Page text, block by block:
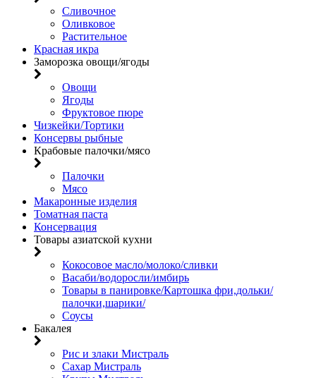
Сливочное
Оливковое
Растительное
Красная икра
Заморозка овощи/ягоды
Овощи
Ягоды
Фруктовое пюре
Чизкейки/Тортики
Консервы рыбные
Крабовые палочки/мясо
Палочки
Мясо
Макаронные изделия
Томатная паста
Консервация
Товары азиатской кухни
Кокосовое масло/молоко/сливки
Васаби/водоросли/имбирь
Товары в панировке/Картошка фри,дольки/
палочки,шарики/
Соусы
Бакалея
Рис и злаки Мистраль
Сахар Мистраль